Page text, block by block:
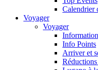
Calendrier
Voyager
Voyager
Info Points
Arriver et